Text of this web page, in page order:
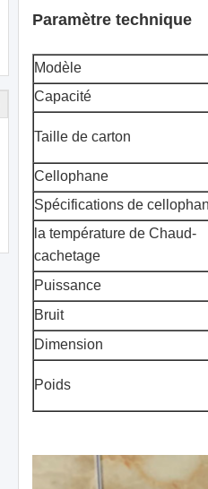
Paramètre technique
Modèle
Capacité
Taille de carton
Cellophane
Spécifications de
la température de Chaud-
cachetage
Puissance
Bruit
Dimension
Poids